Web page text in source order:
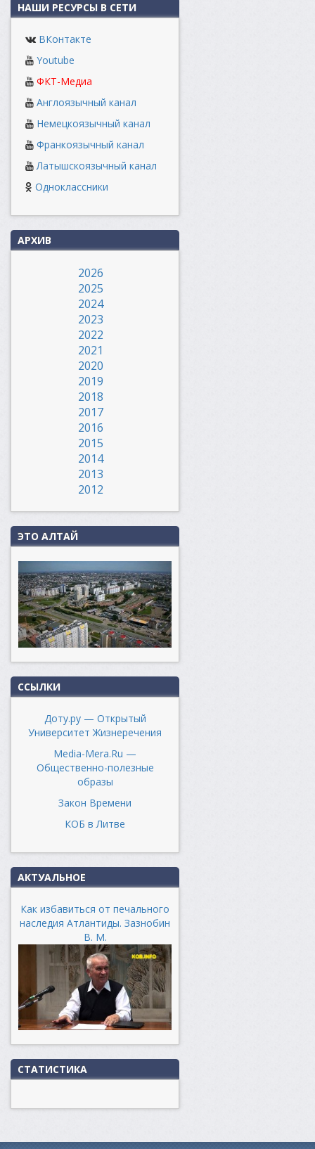
НАШИ РЕСУРСЫ В СЕТИ
ВКонтакте
Youtube
ФКТ-Медиа
Англоязычный канал
Немецкоязычный канал
Франкоязычный канал
Латышскоязычный канал
Одноклассники
АРХИВ
2026
2025
2024
2023
2022
2021
2020
2019
2018
2017
2016
2015
2014
2013
2012
ЭТО АЛТАЙ
ССЫЛКИ
Доту.ру — Открытый
Университет Жизнеречения
Media-Mera.Ru —
Общественно-полезные
образы
Закон Времени
КОБ в Литве
АКТУАЛЬНОЕ
Как избавиться от печального
наследия Атлантиды. Зазнобин
В. М.
СТАТИСТИКА